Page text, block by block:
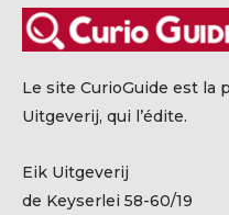
Le site CurioGuide est la
Uitgeverij, qui l’édite.
Eik Uitgeverij
de Keyserlei 58-60/19